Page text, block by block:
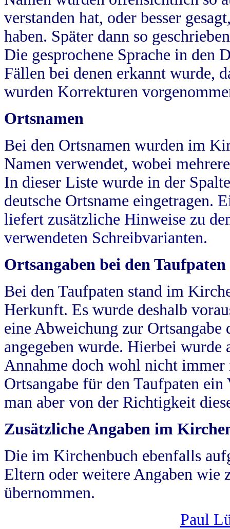
verstanden hat, oder besser
haben. Später dann so
Die gesprochene Sprache in
Fällen bei denen erkannt wurde,
wurden Korrekturen
Ortsnamen
Bei den Ortsnamen wurden im
Namen verwendet, wobei
In dieser Liste wurde in der
deutsche Ortsname eingetragen.
liefert zusätzliche Hinweise zu
verwendeten Schreibvarianten.
Ortsangaben bei den Taufpaten
Bei den Taufpaten stand im
Herkunft. Es wurde deshalb
eine Abweichung zur
angegeben wurde. Hierbei wurde
Annahme doch wohl nicht
Ortsangabe für den Taufpaten
man aber von der Richtigkeit
Zusätzliche Angaben im
Die im Kirchenbuch ebenfalls
Eltern oder weitere Angaben wie
übernommen.
Paul